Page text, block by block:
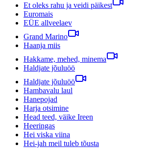
Et oleks rahu ja veidi päikest
Euromais
EÜE allveelaev
Grand Marino
Haanja miis
Hakkame, mehed, minema
Haldjate jõuluöö
Haldjate jõuluöö
Hambavalu laul
Hanepojad
Harja otsimine
Head teed, väike Ireen
Heeringas
Hei viska viina
Hei-jah meil tuleb tõusta